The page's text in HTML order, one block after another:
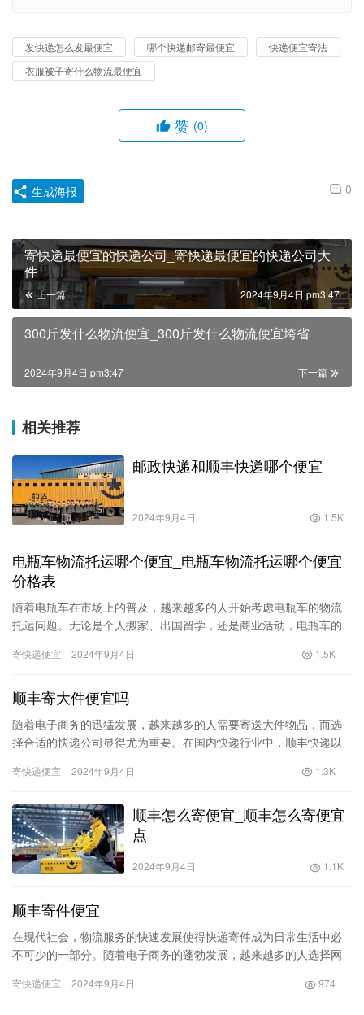
发快递怎么发最便宜 哪个快递邮寄最便宜
快递便宜寄法
衣服被子寄什么物流最便宜
赞 (0)
0
生成海报
寄快递最便宜的快递公司_寄快递最便宜的快递公司大
件
上一篇 2024年9月4日 pm3:47
300斤发什么物流便宜_300斤发什么物流便宜垮省
下一篇
2024年9月4日 pm3:47
相关推荐
邮政快递和顺丰快递哪个便宜
2024年9月4日 1.5K
电瓶车物流托运哪个便宜_电瓶车物流托运哪个便宜
价格表
随着电瓶车在市场上的普及，越来越多的人开始考虑电瓶车的物流
托运问题。无论是个人搬家、出国留学，还是商业活动，电瓶车的
心的一…
寄快递便宜 2024年9月4日 1.5K
顺丰寄大件便宜吗
随着电子商务的迅猛发展，越来越多的人需要寄送大件物品，而选
择合适的快递公司显得尤为重要。在国内快递行业中，顺丰快递以
用是否…
寄快递便宜 2024年9月4日 1.3K
顺丰怎么寄便宜_顺丰怎么寄便宜
点
2024年9月4日 1.1K
顺丰寄件便宜
在现代社会，物流服务的快速发展使得快递寄件成为日常生活中必
不可少的一部分。随着电子商务的蓬勃发展，越来越多的人选择网
因其优…
寄快递便宜 2024年9月4日 974